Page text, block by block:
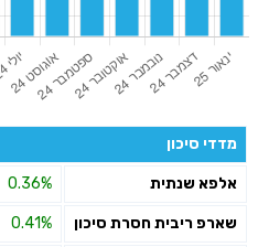
מדדי סיכון
אלפא שנתית 0.36%
שארפ ריבית חסרת סיכון 0.41%